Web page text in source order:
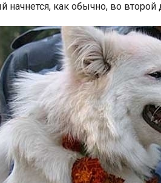
начнется, как обычно, во второй